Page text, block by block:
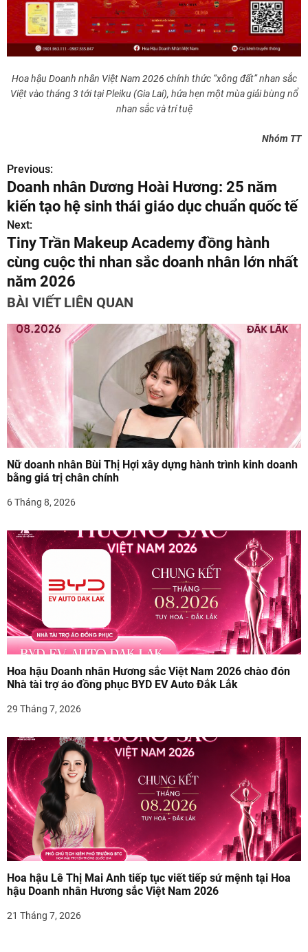
Hoa hậu Doanh nhân Việt Nam 2026 chính thức “xông đất” nhan sắc
Việt vào tháng 3 tới tại Pleiku (Gia Lai), hứa hẹn một mùa giải bùng nổ
nhan sắc và trí tuệ
Nhóm TT
Đ
i
ề
u
h
ư
ớ
n
b
à
i
v
ế
t
Previous:
Doanh nhân Dương Hoài Hương: 25 năm
kiến tạo hệ sinh thái giáo dục chuẩn quốc tế
Next:
Tiny Trần Makeup Academy đồng hành
cùng cuộc thi nhan sắc doanh nhân lớn nhất
năm 2026
BÀI VIẾT LIÊN QUAN
Nữ doanh nhân Bùi Thị Hợi xây dựng hành trình kinh doanh
bằng giá trị chân chính
6 Tháng 8, 2026
Hoa hậu Doanh nhân Hương sắc Việt Nam 2026 chào đón
Nhà tài trợ áo đồng phục BYD EV Auto Đắk Lắk
29 Tháng 7, 2026
Hoa hậu Lê Thị Mai Anh tiếp tục viết tiếp sứ mệnh tại Hoa
hậu Doanh nhân Hương sắc Việt Nam 2026
21 Tháng 7, 2026